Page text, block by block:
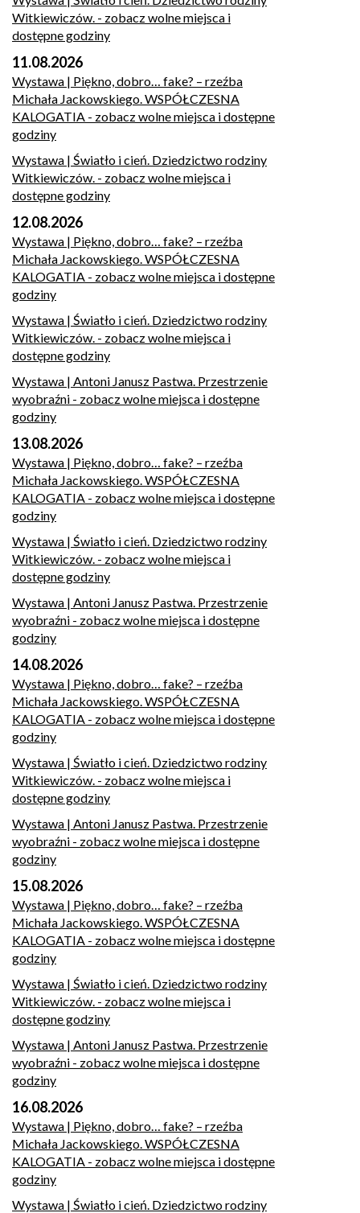
Witkiewiczów. - zobacz wolne miejsca i
dostępne godziny
11.08.2026
Wystawa | Piękno, dobro… fake? – rzeźba
Michała Jackowskiego. WSPÓŁCZESNA
KALOGATIA - zobacz wolne miejsca i dostępne
godziny
Wystawa | Światło i cień. Dziedzictwo rodziny
Witkiewiczów. - zobacz wolne miejsca i
dostępne godziny
12.08.2026
Wystawa | Piękno, dobro… fake? – rzeźba
Michała Jackowskiego. WSPÓŁCZESNA
KALOGATIA - zobacz wolne miejsca i dostępne
godziny
Wystawa | Światło i cień. Dziedzictwo rodziny
Witkiewiczów. - zobacz wolne miejsca i
dostępne godziny
Wystawa | Antoni Janusz Pastwa. Przestrzenie
wyobraźni - zobacz wolne miejsca i dostępne
godziny
13.08.2026
Wystawa | Piękno, dobro… fake? – rzeźba
Michała Jackowskiego. WSPÓŁCZESNA
KALOGATIA - zobacz wolne miejsca i dostępne
godziny
Wystawa | Światło i cień. Dziedzictwo rodziny
Witkiewiczów. - zobacz wolne miejsca i
dostępne godziny
Wystawa | Antoni Janusz Pastwa. Przestrzenie
wyobraźni - zobacz wolne miejsca i dostępne
godziny
14.08.2026
Wystawa | Piękno, dobro… fake? – rzeźba
Michała Jackowskiego. WSPÓŁCZESNA
KALOGATIA - zobacz wolne miejsca i dostępne
godziny
Wystawa | Światło i cień. Dziedzictwo rodziny
Witkiewiczów. - zobacz wolne miejsca i
dostępne godziny
Wystawa | Antoni Janusz Pastwa. Przestrzenie
wyobraźni - zobacz wolne miejsca i dostępne
godziny
15.08.2026
Wystawa | Piękno, dobro… fake? – rzeźba
Michała Jackowskiego. WSPÓŁCZESNA
KALOGATIA - zobacz wolne miejsca i dostępne
godziny
Wystawa | Światło i cień. Dziedzictwo rodziny
Witkiewiczów. - zobacz wolne miejsca i
dostępne godziny
Wystawa | Antoni Janusz Pastwa. Przestrzenie
wyobraźni - zobacz wolne miejsca i dostępne
godziny
16.08.2026
Wystawa | Piękno, dobro… fake? – rzeźba
Michała Jackowskiego. WSPÓŁCZESNA
KALOGATIA - zobacz wolne miejsca i dostępne
godziny
Wystawa | Światło i cień. Dziedzictwo rodziny